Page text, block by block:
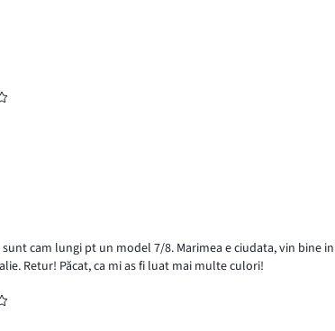
cam lungi pt un model 7/8. Marimea e ciudata, vin bine in
Retur! Păcat, ca mi as fi luat mai multe culori!